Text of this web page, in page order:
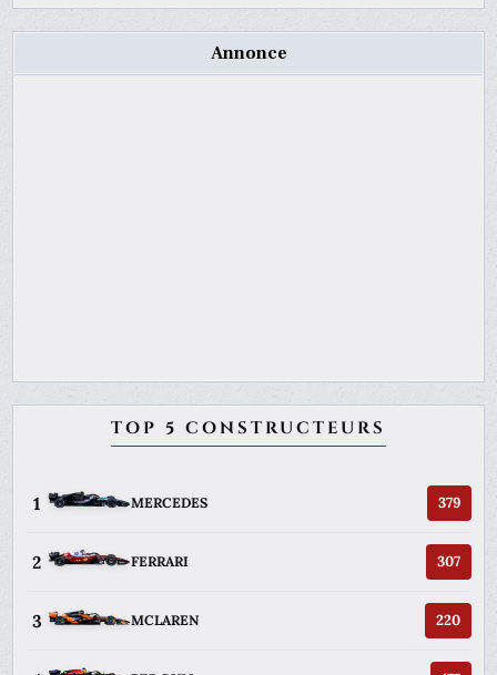
Annonce
TOP 5 CONSTRUCTEURS
1 MERCEDES 379
2 FERRARI 307
3 MCLAREN 220